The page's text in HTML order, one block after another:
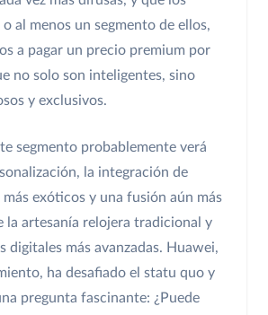
al menos un segmento de ellos,
a pagar un precio premium por
no solo son inteligentes, sino
y exclusivos.
segmento probablemente verá
la integración de
más exóticos y una fusión aún más
la artesanía relojera tradicional y
digitales más avanzadas. Huawei,
ha desafiado el statu quo y
pregunta fascinante: ¿Puede